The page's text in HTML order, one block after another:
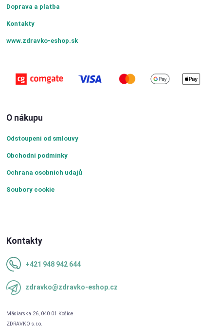
Doprava a platba
Kontakty
www.zdravko-eshop.sk
O nákupu
Odstoupení od smlouvy
Obchodní podmínky
Ochrana osobních udajů
Soubory cookie
Kontakty
+421 948 942 644
zdravko@zdravko-eshop.cz